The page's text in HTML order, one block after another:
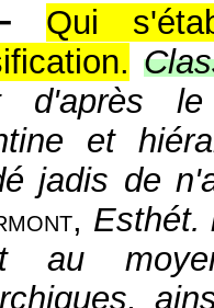
Qui
d'après
et
jadis de
, Esthét.
au